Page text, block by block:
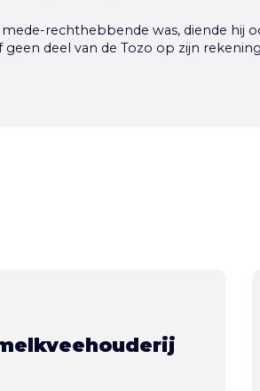
rechthebbende was, diende hij
geen deel van de Tozo op zijn